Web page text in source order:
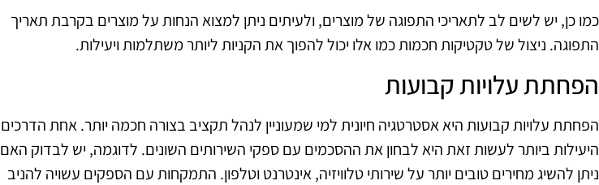
כמו כן, יש לשים לב לתאריכי התפוגה של מוצרים, ולעיתים ניתן למצוא הנחות על מוצרים בקרבת תאריך
התפוגה. ניצול של טקטיקות חכמות כמו אלו יכול להפוך את הקניות ליותר משתלמות ויעילות.
הפחתת עלויות קבועות
הפחתת עלויות קבועות היא אסטרטגיה חיונית למי שמעוניין לנהל תקציב בצורה חכמה יותר. אחת הדרכים
היעילות ביותר לעשות זאת היא לבחון את ההסכמים עם ספקי השירותים השונים. לדוגמה, יש לבדוק האם
ניתן להשיג מחירים טובים יותר על שירותי טלוויזיה, אינטרנט וטלפון. התמקחות עם הספקים עשויה להניב